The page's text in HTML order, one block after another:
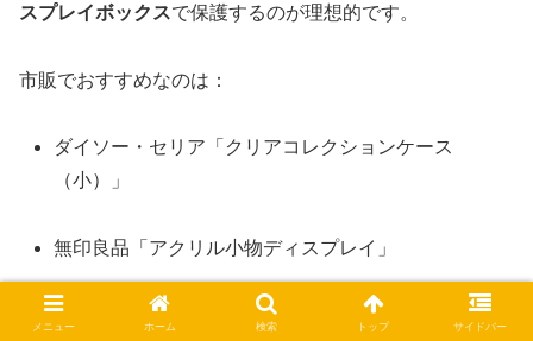
スプレイボックスで保護するのが理想的です。
市販でおすすめなのは：
ダイソー・セリア「クリアコレクションケース
（小）」
無印良品「アクリル小物ディスプレイ」
コレクター向けUVカットケース（コレクションブラ
メニュー ホーム 検索 トップ サイドバー